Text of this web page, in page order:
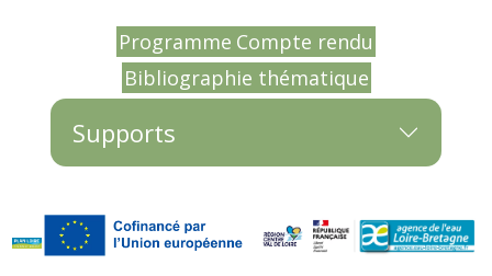
Programme Compte rendu
Bibliographie thématique
Supports